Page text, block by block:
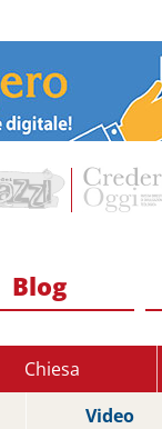
Blog
Chiesa
Video